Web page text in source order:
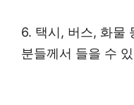
6. 택시, 버스, 화물
분들께서 들을 수